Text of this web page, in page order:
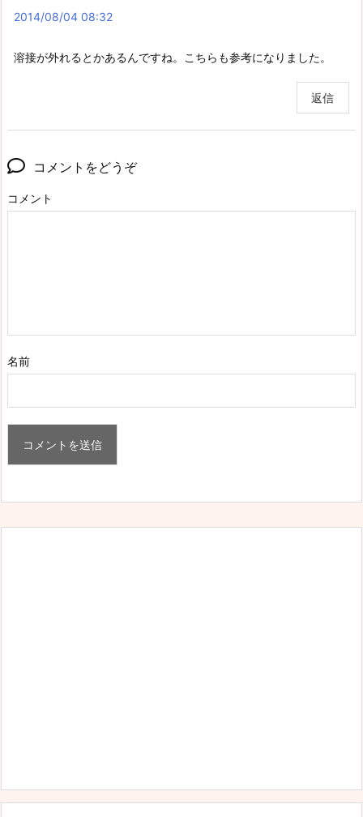
2014/08/04 08:32
溶接が外れるとかあるんですね。こちらも参考になりました。
返信
コメントをどうぞ
コメント
名前